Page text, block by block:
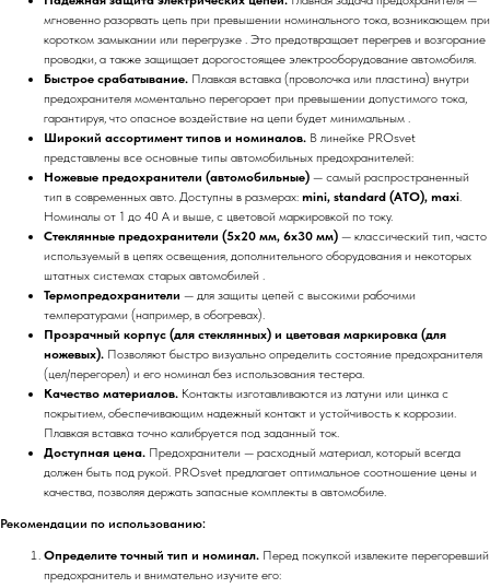
мгновенно разорвать цепь при превышении номинального тока, возникающем при
коротком замыкании или перегрузке . Это предотвращает перегрев и возгорание
проводки, а также защищает дорогостоящее электрооборудование автомобиля.
Быстрое срабатывание. Плавкая вставка (проволочка или пластина) внутри
предохранителя моментально перегорает при превышении допустимого тока,
гарантируя, что опасное воздействие на цепи будет минимальным .
Широкий ассортимент типов и номиналов. В линейке PROsvet
представлены все основные типы автомобильных предохранителей:
Ножевые предохранители (автомобильные) — самый распространенный
тип в современных авто. Доступны в размерах: mini, standard (ATO), maxi.
Номиналы от 1 до 40 А и выше, с цветовой маркировкой по току.
Стеклянные предохранители (5x20 мм, 6x30 мм) — классический тип, часто
используемый в цепях освещения, дополнительного оборудования и некоторых
штатных системах старых автомобилей .
Термопредохранители — для защиты цепей с высокими рабочими
температурами (например, в обогревах).
Прозрачный корпус (для стеклянных) и цветовая маркировка (для
ножевых). Позволяют быстро визуально определить состояние предохранителя
(цел/перегорел) и его номинал без использования тестера.
Качество материалов. Контакты изготавливаются из латуни или цинка с
покрытием, обеспечивающим надежный контакт и устойчивость к коррозии.
Плавкая вставка точно калибруется под заданный ток.
Доступная цена. Предохранители — расходный материал, который всегда
должен быть под рукой. PROsvet предлагает оптимальное соотношение цены и
качества, позволяя держать запасные комплекты в автомобиле.
Рекомендации по использованию:
Определите точный тип и номинал. Перед покупкой извлеките перегоревший
предохранитель и внимательно изучите его: